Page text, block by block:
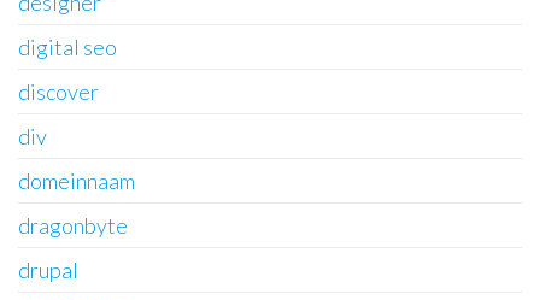
digital seo
discover
div
domeinnaam
dragonbyte
drupal